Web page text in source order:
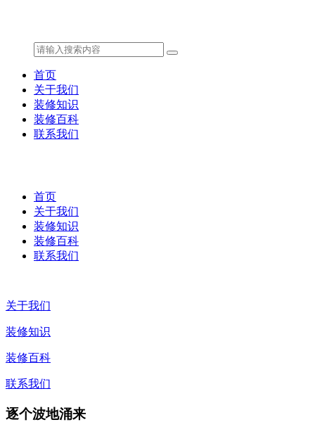
首页
关于我们
装修知识
装修百科
联系我们
首页
关于我们
装修知识
装修百科
联系我们
关于我们
装修知识
装修百科
联系我们
逐个波地涌来